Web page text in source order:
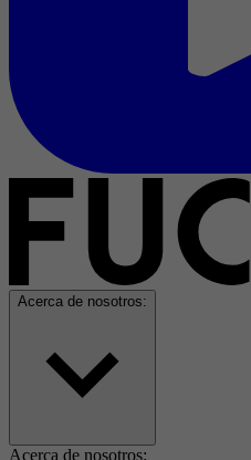
Acerca de nosotros:
Acerca de nosotros: